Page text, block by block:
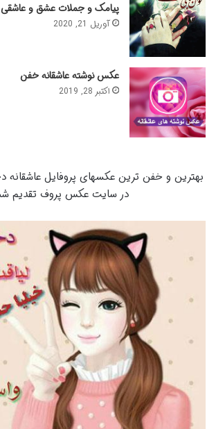
پیامک و جملات عشق و عاشقی
آوریل 21, 2020
عکس نوشته عاشقانه خفن
اکتبر 28, 2019
بهترین و خفن ترین عکسهای پروفایل عاشقانه
در سایت عکس پروف تقدیم